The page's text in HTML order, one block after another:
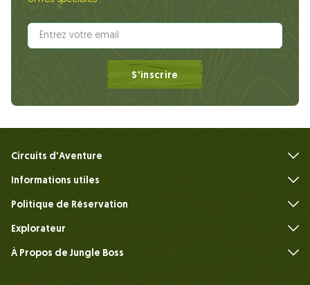
S'inscrire
Circuits d'Aventure
Informations utiles
Politique de Réservation
Explorateur
À Propos de Jungle Boss